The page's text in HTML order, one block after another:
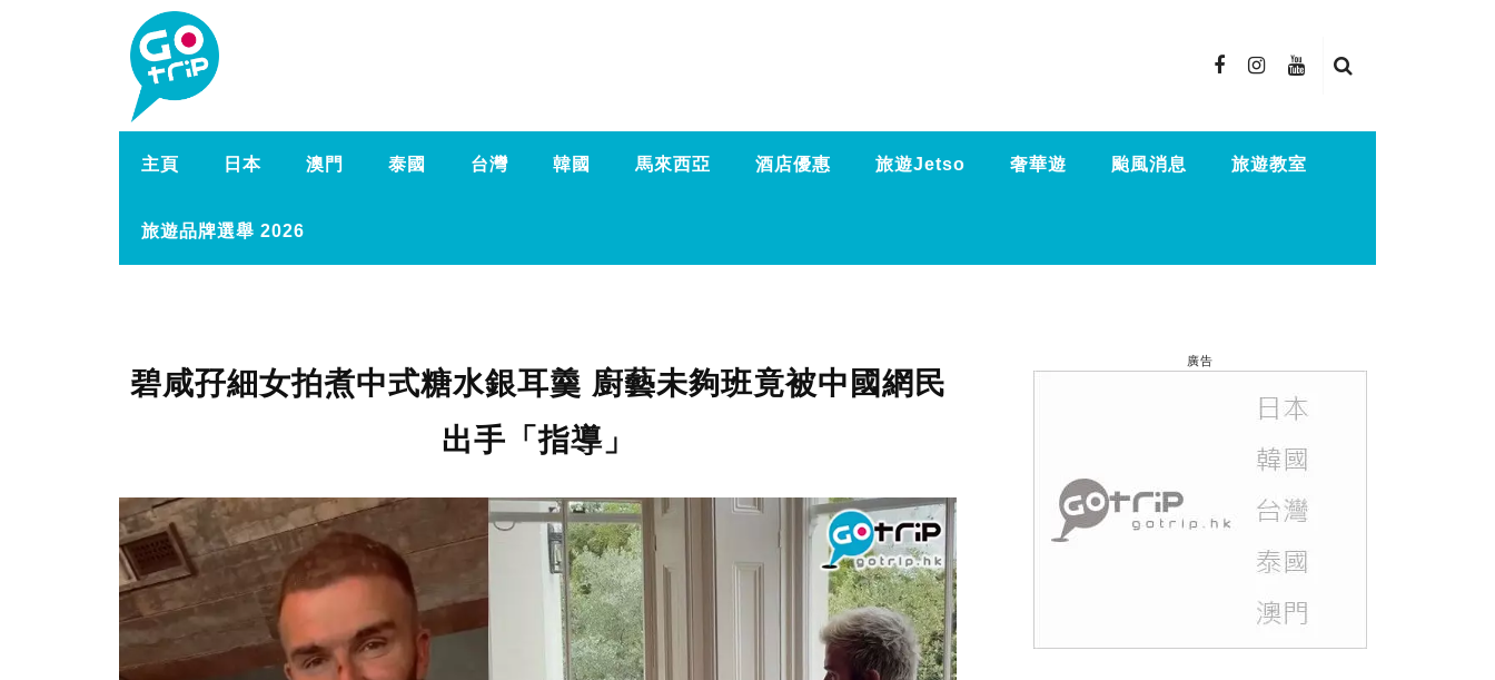
主頁 日本 澳門 泰國 台灣 韓國 馬來西亞 酒店優惠 旅遊Jetso 奢華遊 颱風消息 旅遊教室
旅遊品牌選舉 2026
碧咸孖細女拍煮中式糖水銀耳羹 廚藝未夠班竟被中國網民
出手「指導」
廣告